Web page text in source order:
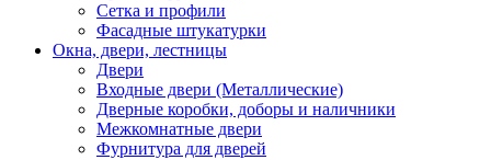
Сетка и профили
Фасадные штукатурки
Окна, двери, лестницы
Двери
Входные двери (Металлические)
Дверные коробки, доборы и наличники
Межкомнатные двери
Фурнитура для дверей